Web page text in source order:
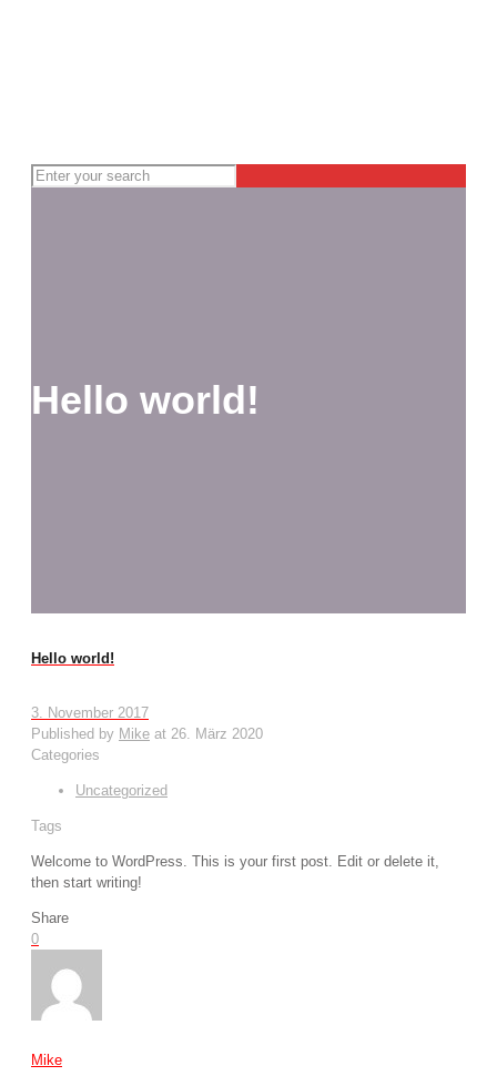
Hello world!
Hello world!
3. November 2017
Published by Mike at 26. März 2020
Categories
Uncategorized
Tags
Welcome to WordPress. This is your first post. Edit or delete it,
then start writing!
Share
0
Mike